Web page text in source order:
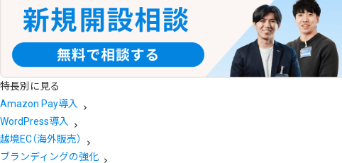
特長別に見る
Amazon Pay導入
WordPress導入
越境EC（海外販売）
ブランディングの強化